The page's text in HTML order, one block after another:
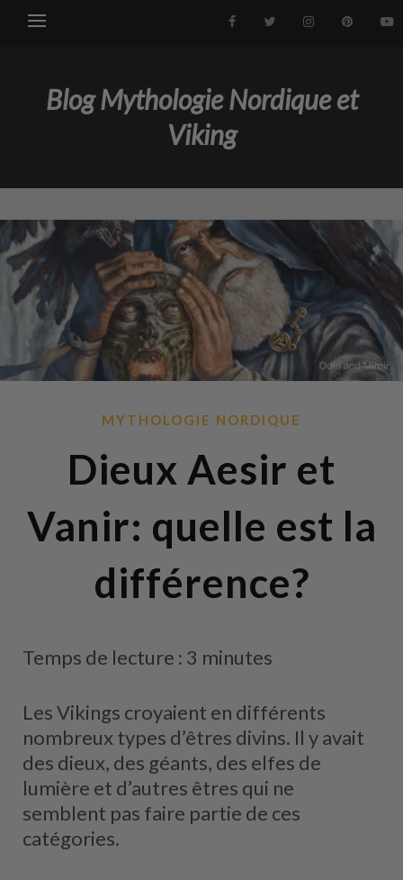
Blog Mythologie Nordique et
Viking
MYTHOLOGIE NORDIQUE
Dieux Aesir et
Vanir: quelle est la
différence?
Temps de lecture : 3 minutes
Les Vikings croyaient en différents
nombreux types d’êtres divins. Il y avait
des dieux, des géants, des elfes de
lumière et d’autres êtres qui ne
semblent pas faire partie de ces
catégories.